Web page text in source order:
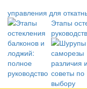
управления для
Этапы